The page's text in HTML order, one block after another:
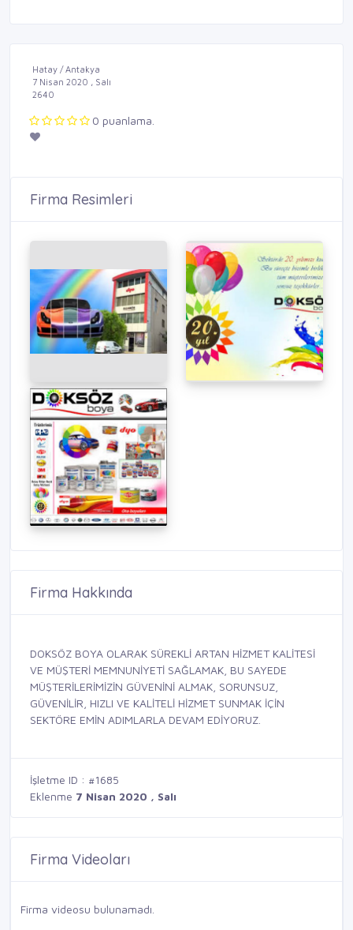
Hatay / Antakya
7 Nisan 2020 , Salı
2640
0 puanlama.
Firma Resimleri
Firma Hakkında
DOKSÖZ BOYA OLARAK SÜREKLİ ARTAN HİZMET KALİTESİ
VE MÜŞTERİ MEMNUNİYETİ SAĞLAMAK, BU SAYEDE
MÜŞTERİLERİMİZİN GÜVENİNİ ALMAK, SORUNSUZ,
GÜVENİLİR, HIZLI VE KALİTELİ HİZMET SUNMAK İÇİN
SEKTÖRE EMİN ADIMLARLA DEVAM EDİYORUZ.
İşletme ID : #1685
Eklenme 7 Nisan 2020 , Salı
Firma Videoları
Firma videosu bulunamadı.